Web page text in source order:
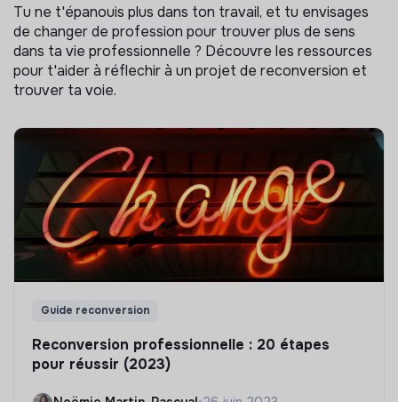
Tu ne t'épanouis plus dans ton travail, et tu envisages
de changer de profession pour trouver plus de sens
dans ta vie professionnelle ? Découvre les ressources
pour t'aider à réflechir à un projet de reconversion et
trouver ta voie.
Guide reconversion
Reconversion professionnelle : 20 étapes
pour réussir (2023)